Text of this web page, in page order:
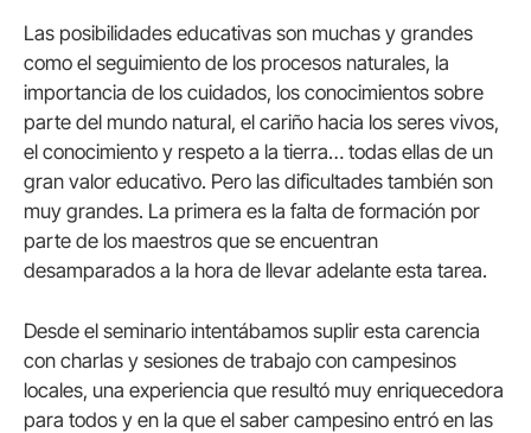
Las posibilidades educativas son muchas y grandes
como el seguimiento de los procesos naturales, la
importancia de los cuidados, los conocimientos sobre
parte del mundo natural, el cariño hacia los seres vivos,
el conocimiento y respeto a la tierra… todas ellas de un
gran valor educativo. Pero las dificultades también son
muy grandes. La primera es la falta de formación por
parte de los maestros que se encuentran
desamparados a la hora de llevar adelante esta tarea.
Desde el seminario intentábamos suplir esta carencia
con charlas y sesiones de trabajo con campesinos
locales, una experiencia que resultó muy enriquecedora
para todos y en la que el saber campesino entró en las